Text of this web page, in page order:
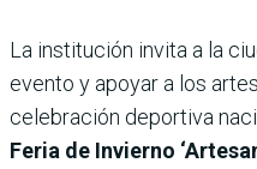
La institución invita a la
evento y apoyar a los
celebración deportiva
Feria de Invierno